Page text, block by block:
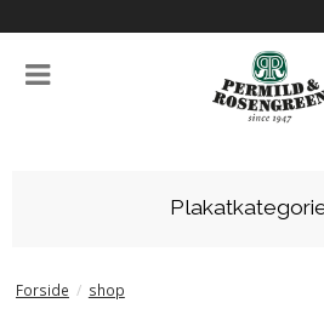
Forside / shop